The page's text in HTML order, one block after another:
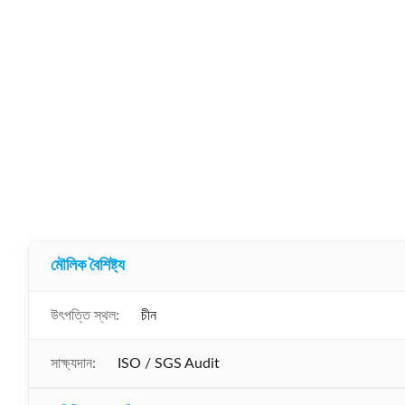
মৌলিক বৈশিষ্ট্য
উৎপত্তি স্থল: চীন
সাক্ষ্যদান: ISO / SGS Audit